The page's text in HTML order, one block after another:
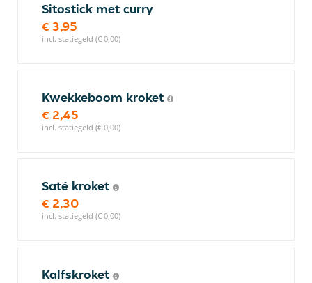
Sitostick met curry
€ 3,95
incl. statiegeld (€ 0,00)
Kwekkeboom kroket
€ 2,45
incl. statiegeld (€ 0,00)
Saté kroket
€ 2,30
incl. statiegeld (€ 0,00)
Kalfskroket